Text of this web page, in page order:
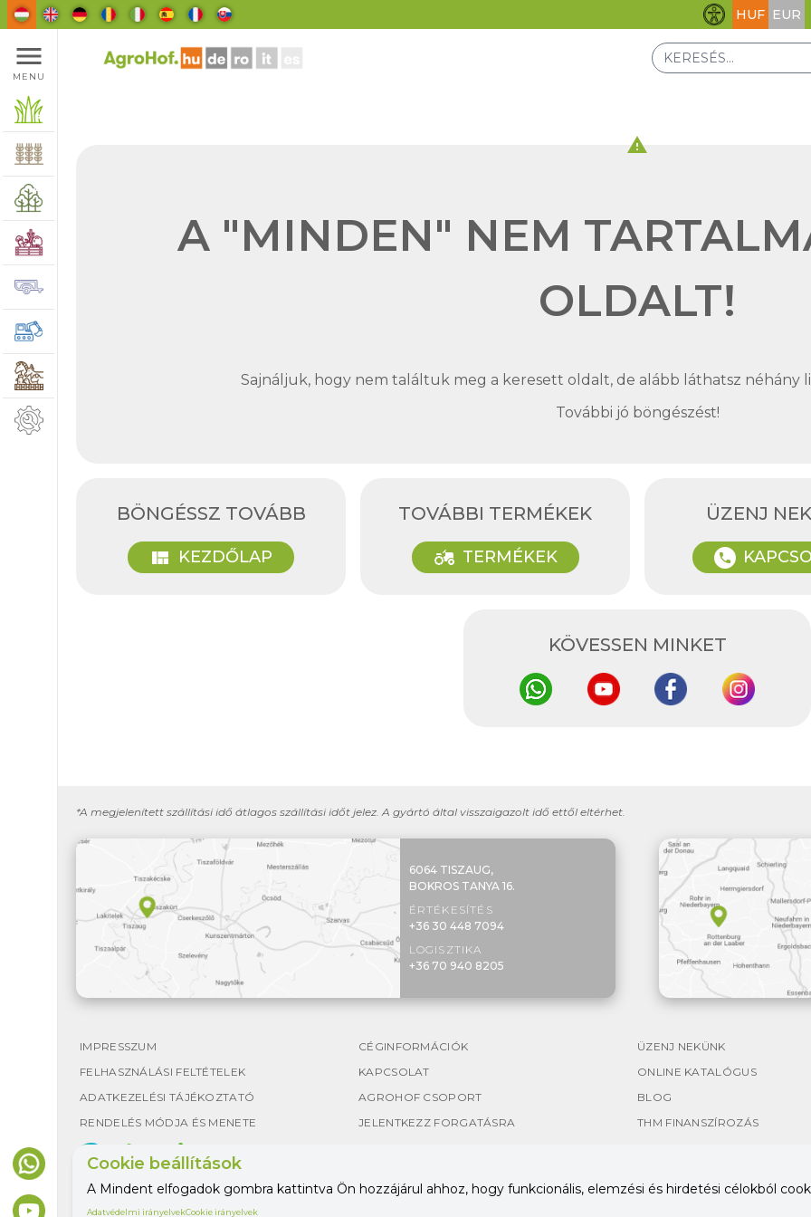
HUF EUR
menu
MENU
warning
A "MINDEN" NEM
OLDALT!
Sajnáljuk, hogy nem találtuk meg a keresett oldalt, de alább láthatsz néhány
További jó böngészést!
BÖNGÉSSZ TOVÁBB
view_quilt KEZDŐLAP
TOVÁBBI TERMÉKEK
agriculture TERMÉKEK
ÜZENJ
phone
KÖVESSEN MINKET
*A megjelenített szállítási idő átlagos szállítási időt jelez. A gyártó által visszaigazolt idő ettől eltérhet.
6064 TISZAUG,
BOKROS TANYA 16.
ÉRTÉKESÍTÉS
+36 30 448 7094
LOGISZTIKA
+36 70 940 8205
IMPRESSZUM CÉGINFORMÁCIÓK ÜZENJ NEKÜNK
FELHASZNÁLÁSI FELTÉTELEK
KAPCSOLAT ONLINE KATALÓGUS
ADATKEZELÉSI TÁJÉKOZTATÓ
AGROHOF CSOPORT BLOG
RENDELÉS MÓDJA ÉS MENETE
JELENTKEZZ FORGATÁSRA THM FINANSZÍROZÁS
Cookie beállítások
A Mindent elfogadok gombra kattintva Ön hozzájárul ahhoz, hogy funkcionális, elemzési és hirdetési célokból
Adatvédelmi irányelvekCookie irányelvek